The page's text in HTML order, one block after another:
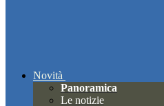
Novità
Panoramica
Le notizie